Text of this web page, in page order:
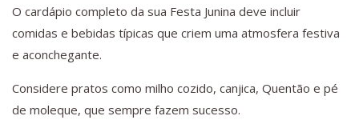
O cardápio completo da sua Festa Junina deve incluir
comidas e bebidas típicas que criem uma atmosfera festiva
e aconchegante.
Considere pratos como milho cozido, canjica, Quentão e pé
de moleque, que sempre fazem sucesso.